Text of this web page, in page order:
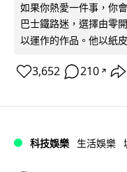
如果你熱愛一件事，你
巴士鐵路迷，選擇由零
以運作的作品。他以紙
3,652 210 ↗
科技娛樂 生活娛樂